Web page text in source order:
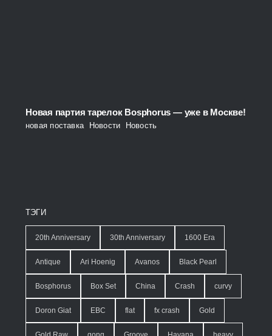
Новая партия тарелок Bosphorus — уже в Москве!
новая поставка Новости Новость
ТЭГИ
20th Anniversary 30th Anniversary 1600 Era
Antique Ari Hoenig Avanos Black Pearl
Bosphorus Box Set China Crash curvy
Doron Giat EBC flat fx crash Gold